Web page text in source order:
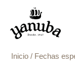
SkipInicio / Fechas